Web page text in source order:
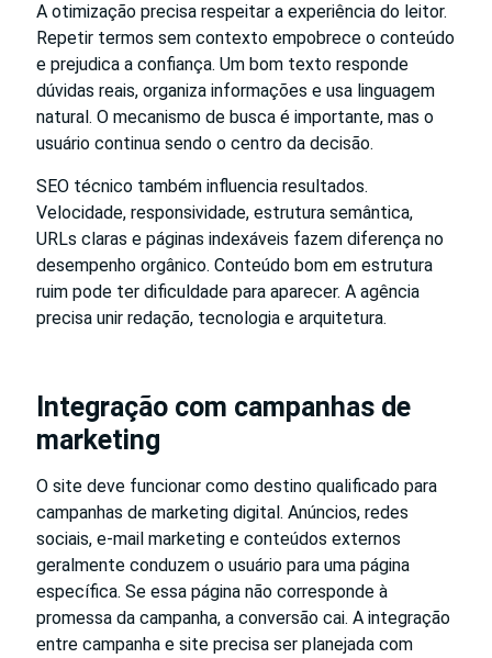
A otimização precisa respeitar a experiência do leitor.
Repetir termos sem contexto empobrece o conteúdo
e prejudica a confiança. Um bom texto responde
dúvidas reais, organiza informações e usa linguagem
natural. O mecanismo de busca é importante, mas o
usuário continua sendo o centro da decisão.
SEO técnico também influencia resultados.
Velocidade, responsividade, estrutura semântica,
URLs claras e páginas indexáveis fazem diferença no
desempenho orgânico. Conteúdo bom em estrutura
ruim pode ter dificuldade para aparecer. A agência
precisa unir redação, tecnologia e arquitetura.
Integração com campanhas de
marketing
O site deve funcionar como destino qualificado para
campanhas de marketing digital. Anúncios, redes
sociais, e-mail marketing e conteúdos externos
geralmente conduzem o usuário para uma página
específica. Se essa página não corresponde à
promessa da campanha, a conversão cai. A integração
entre campanha e site precisa ser planejada com